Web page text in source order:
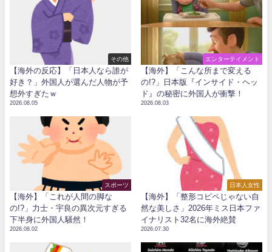
その他
【海外の反応】「日本人なら誰が
好き？」外国人が選んだ人物が予
想外すぎたｗ
2026.08.05
エンターテイメント
【海外】「こんな所まで変える
の!?」日本版『インサイド・ヘッ
ド』の秘密に外国人が衝撃！
2026.08.03
スポーツ
【海外】「これが人間の脚な
の!?」力士・宇良の異次元すぎる
下半身に外国人騒然！
2026.08.02
日本人女性
【海外】「整形コピペじゃない自
然な美しさ」2026年ミス日本ファ
イナリスト32名に海外絶賛
2026.07.30